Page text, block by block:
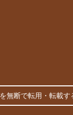
無断で転用・転載